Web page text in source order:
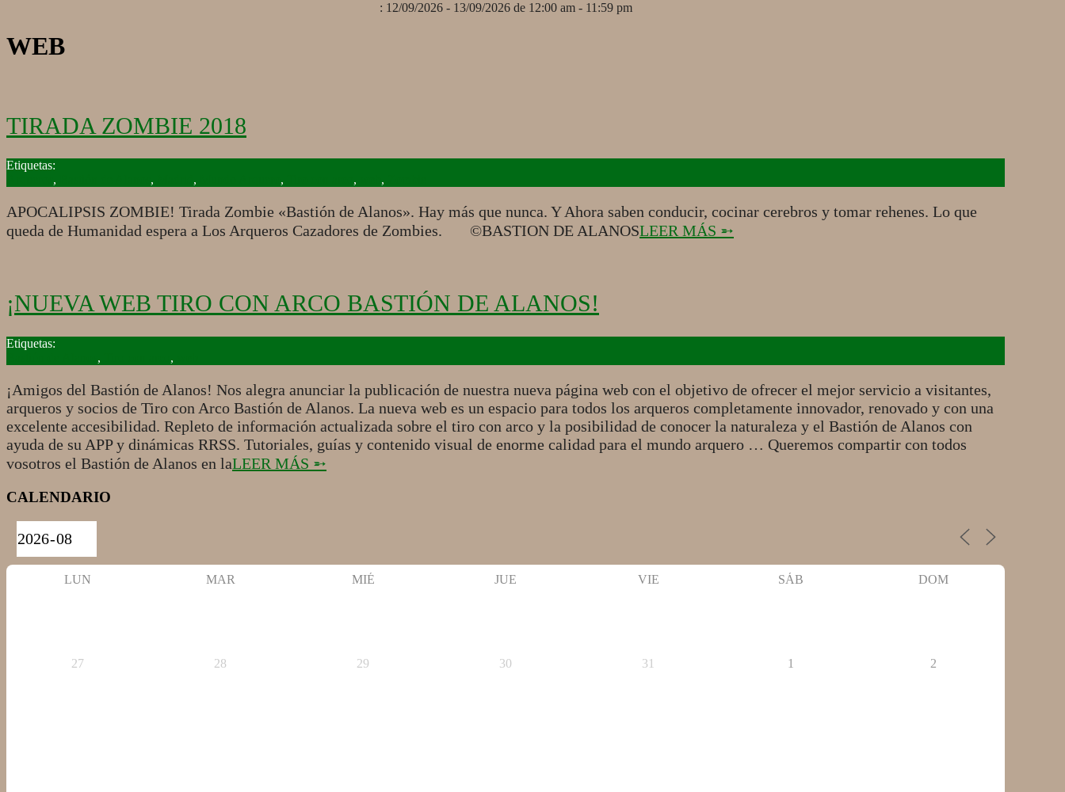
: 12/09/2026 - 13/09/2026 de 12:00 am - 11:59 pm
WEB
TIRADA ZOMBIE 2018
2018-
, , , , , ,
APOCALIPSIS ZOMBIE! Tirada Zombie «Bastión de Alanos». Hay más que nunca. Y Ahora saben conducir, cocinar cerebros y tomar rehenes. Lo que
queda de Humanidad espera a Los Arqueros Cazadores de Zombies. ©BASTION DE ALANOSLEER MÁS ➵
¡NUEVA WEB TIRO CON ARCO BASTIÓN DE ALANOS!
2017-
, ,
¡Amigos del Bastión de Alanos! Nos alegra anunciar la publicación de nuestra nueva página web con el objetivo de ofrecer el mejor servicio a visitantes,
arqueros y socios de Tiro con Arco Bastión de Alanos. La nueva web es un espacio para todos los arqueros completamente innovador, renovado y con una
excelente accesibilidad. Repleto de información actualizada sobre el tiro con arco y la posibilidad de conocer la naturaleza y el Bastión de Alanos con
ayuda de su APP y dinámicas RRSS. Tutoriales, guías y contenido visual de enorme calidad para el mundo arquero … Queremos compartir con todos
vosotros el Bastión de Alanos en laLEER MÁS ➵
CALENDARIO
LUN MAR MIÉ JUE VIE SÁB DOM
27 28 29 30 31 1 2